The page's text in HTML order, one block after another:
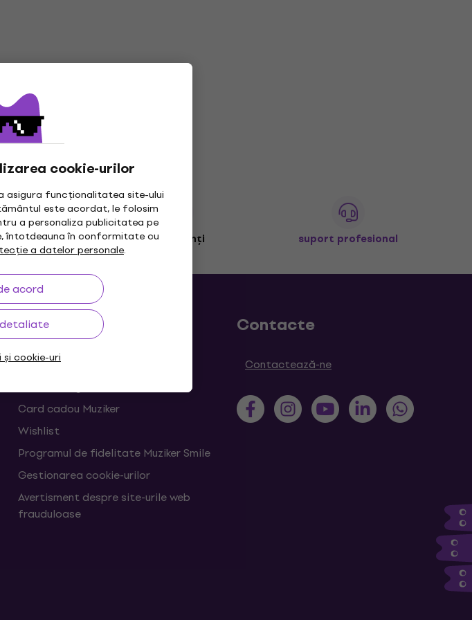
cookie-urilor
asigura funcționalitatea site-ului
este acordat, le folosim
a personaliza publicitatea pe
în conformitate cu
a datelor personale.
acord
cookie-uri
prețului 3M+ clienți suport profesional
Linkuri utile
FAQ - Întrebări frecvente
Card cadou Muziker
Wishlist
Programul de fidelitate Muziker Smile
Gestionarea cookie-urilor
Avertisment despre site-urile web
frauduloase
Contacte
Contactează-ne